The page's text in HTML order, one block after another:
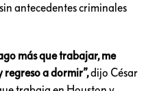
antecedentes criminales
más que trabajar, me
regreso a dormir”,dijo César